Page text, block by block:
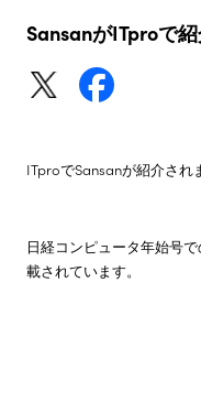
会社情報
SansanがITproで
ITproでSansanが紹介され
日経コンピュータ年始号
載されています。